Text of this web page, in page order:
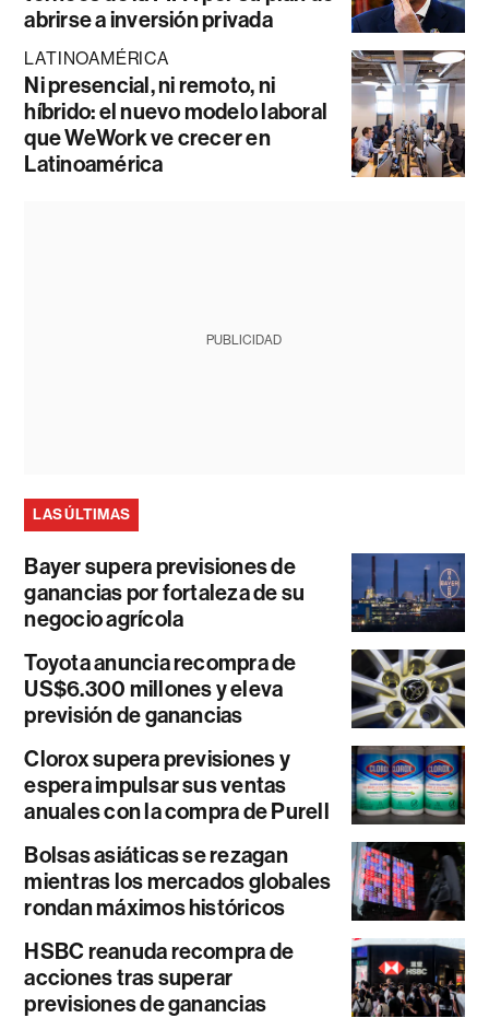
abrirse a inversión privada
LATINOAMÉRICA
Ni presencial, ni remoto, ni
híbrido: el nuevo modelo laboral
que WeWork ve crecer en
Latinoamérica
PUBLICIDAD
LAS ÚLTIMAS
Bayer supera previsiones de
ganancias por fortaleza de su
negocio agrícola
Toyota anuncia recompra de
US$6.300 millones y eleva
previsión de ganancias
Clorox supera previsiones y
espera impulsar sus ventas
anuales con la compra de Purell
Bolsas asiáticas se rezagan
mientras los mercados globales
rondan máximos históricos
HSBC reanuda recompra de
acciones tras superar
previsiones de ganancias